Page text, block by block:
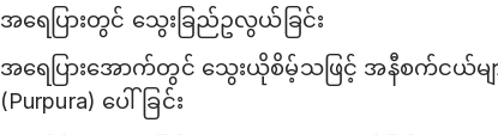
အရေပြားတွင် သွေးခြည်ဥလွယ်ခြင်း
အရေပြားအောက်တွင် သွေးယိုစိမ့်သဖြင့် အနီစက်ငယ်မ
(Purpura) ပေါ်ခြင်း